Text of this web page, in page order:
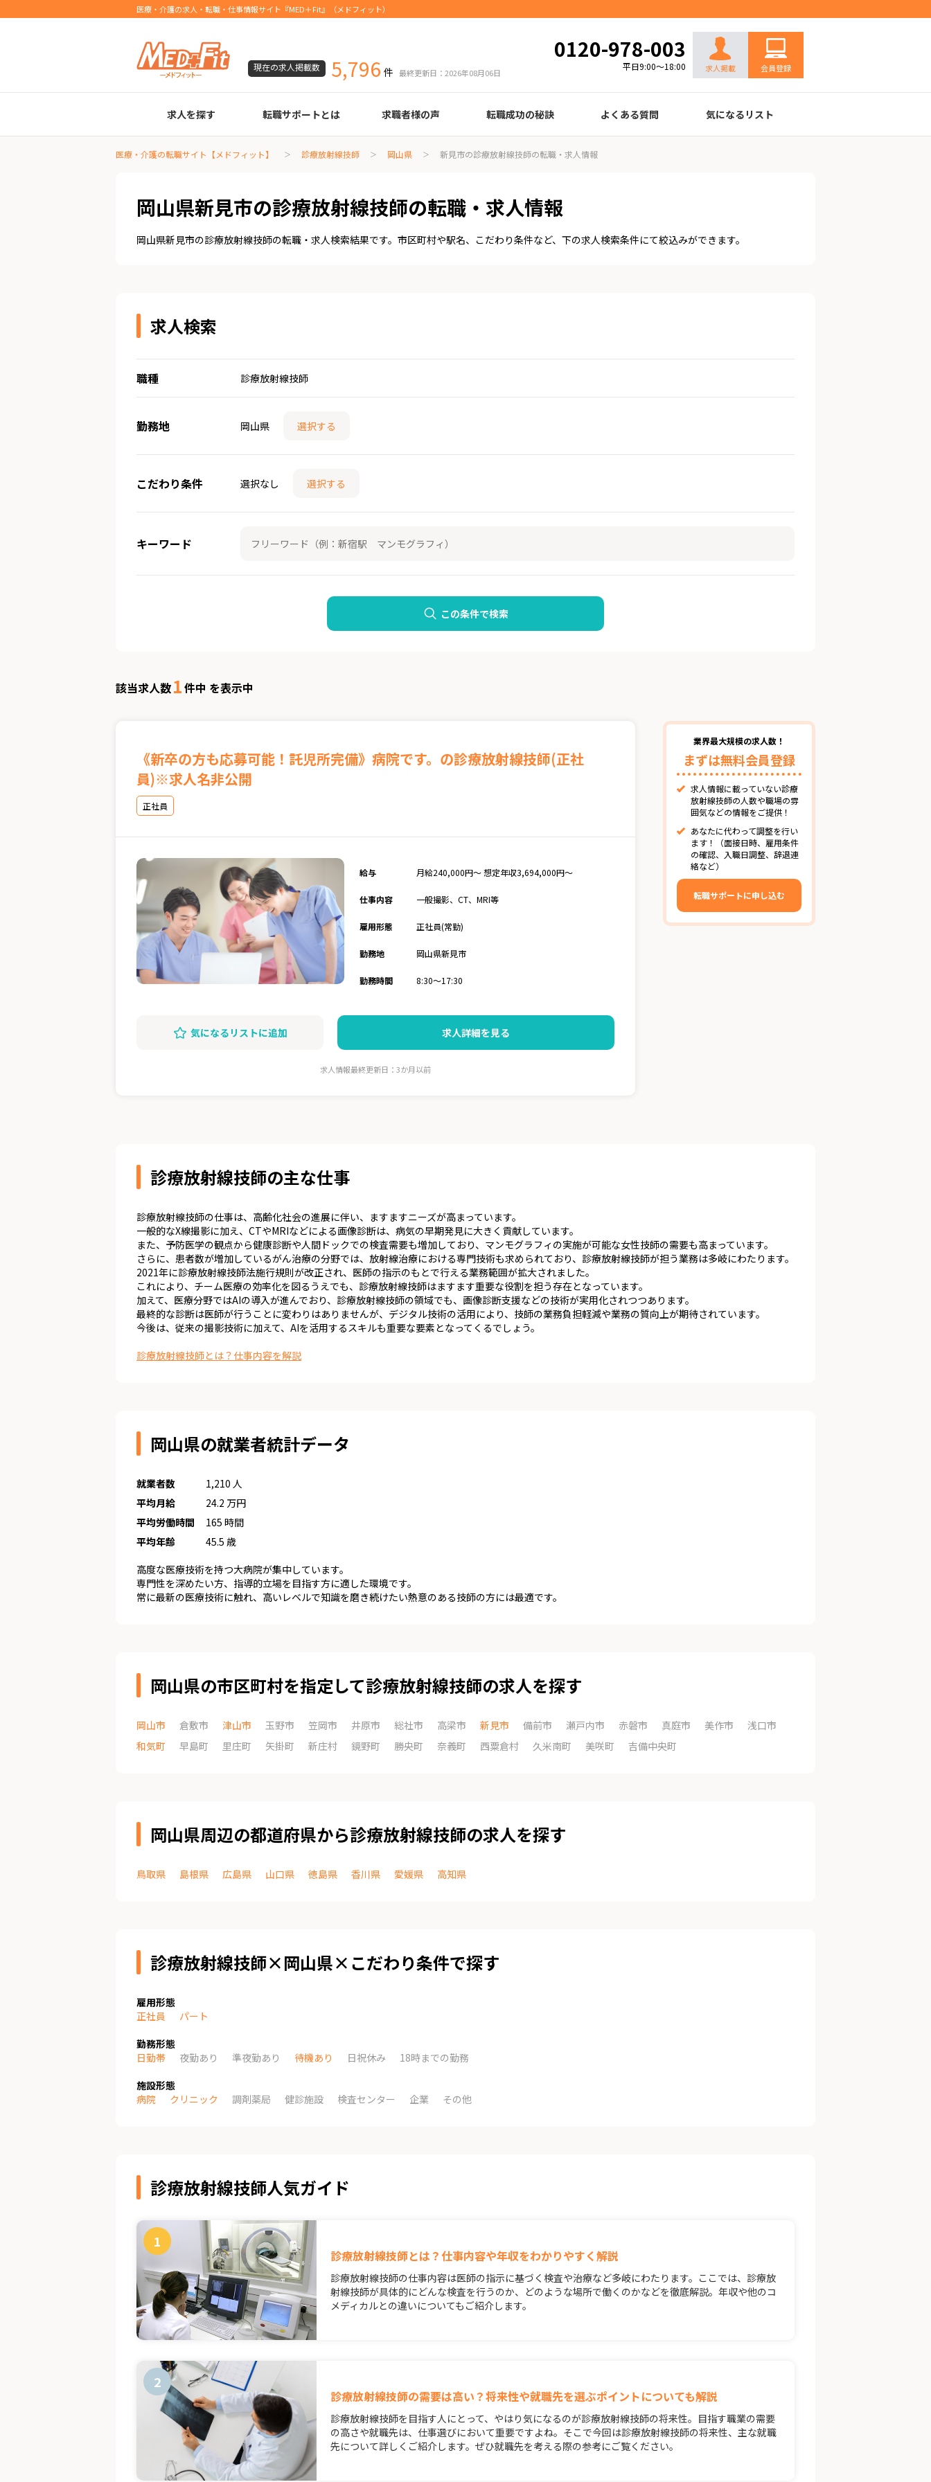
医療・介護の求人・転職・仕事情報サイト『MED＋Fit』（メドフィット）
現在の求人掲載数 5,796 件 最終更新日：2026年08月06日
0120-978-003
平日9:00～18:00 求人掲載 会員登録
求人を探す
臨床検査技師
診療放射線技師
臨床工学技士
医療事務
調剤薬局事務
理学療法士
作業療法士
言語聴覚士
機能訓練指導員
視能訓練士
看護師
薬剤師
転職サポートとは 求職者様の声
臨床検査技師
診療放射線技師
臨床工学技士
医療事務
調剤薬局事務
理学療法士
作業療法士
言語聴覚士
機能訓練指導員
視能訓練士
看護師
薬剤師
転職成功の秘訣
履歴書の書き方
職務経歴書の書き方
面接の心得
面接のコツ
転職の際に知っておきたいこと
年齢早見表
給与
よくある質問 気になるリスト
医療・介護の転職サイト【メドフィット】 診療放射線技師 岡山県 新見市の診療放射線技師の転職・求人情報
岡山県新見市の診療放射線技師の転職・求人情報
岡山県新見市の診療放射線技師の転職・求人検索結果です。市区町村や駅名、こだわり条件など、下の求人検索条件にて絞込みができます。
求人検索
職種 診療放射線技師
勤務地 岡山県 選択する
こだわり条件 選択なし 選択する
キーワード
この条件で検索
該当求人数1件中 を表示中
《新卒の方も応募可能！託児所完備》病院です。の診療放射線技師(正社
員)※求人名非公開
正社員
給与 月給240,000円～ 想定年収3,694,000円～
仕事内容 一般撮影、CT、MRI等
雇用形態 正社員(常勤)
勤務地 岡山県新見市
勤務時間 8:30～17:30
気になるリストに追加 求人詳細を見る
求人情報最終更新日：3か月以前
業界最大規模の求人数！
まずは無料会員登録
求人情報に載っていない診療
放射線技師の人数や職場の雰
囲気などの情報をご提供！
あなたに代わって調整を行い
ます！（面接日時、雇用条件
の確認、入職日調整、辞退連
絡など）
転職サポートに申し込む
診療放射線技師の主な仕事
診療放射線技師の仕事は、高齢化社会の進展に伴い、ますますニーズが高まっています。
一般的なX線撮影に加え、CTやMRIなどによる画像診断は、病気の早期発見に大きく貢献しています。
また、予防医学の観点から健康診断や人間ドックでの検査需要も増加しており、マンモグラフィの実施が可能な女性技師の需要も高まっています。
さらに、患者数が増加しているがん治療の分野では、放射線治療における専門技術も求められており、診療放射線技師が担う業務は多岐にわたります。
2021年に診療放射線技師法施行規則が改正され、医師の指示のもとで行える業務範囲が拡大されました。
これにより、チーム医療の効率化を図るうえでも、診療放射線技師はますます重要な役割を担う存在となっています。
加えて、医療分野ではAIの導入が進んでおり、診療放射線技師の領域でも、画像診断支援などの技術が実用化されつつあります。
最終的な診断は医師が行うことに変わりはありませんが、デジタル技術の活用により、技師の業務負担軽減や業務の質向上が期待されています。
今後は、従来の撮影技術に加えて、AIを活用するスキルも重要な要素となってくるでしょう。
診療放射線技師とは？仕事内容を解説
岡山県の就業者統計データ
就業者数
1,210 人
平均月給
24.2 万円
平均労働時間
165 時間
平均年齢
45.5 歳
高度な医療技術を持つ大病院が集中しています。
専門性を深めたい方、指導的立場を目指す方に適した環境です。
常に最新の医療技術に触れ、高いレベルで知識を磨き続けたい熱意のある技師の方には最適です。
岡山県の市区町村を指定して診療放射線技師の求人を探す
岡山市 倉敷市 津山市 玉野市 笠岡市 井原市 総社市 高梁市 新見市 備前市 瀬戸内市 赤磐市 真庭市 美作市
浅口市
和気町
早島町 里庄町 矢掛町 新庄村 鏡野町 勝央町 奈義町 西粟倉村 久米南町 美咲町 吉備中央町
岡山県周辺の都道府県から診療放射線技師の求人を探す
鳥取県 島根県 広島県 山口県 徳島県 香川県 愛媛県 高知県
診療放射線技師×岡山県×こだわり条件で探す
雇用形態
正社員
パート
勤務形態
日勤帯
夜勤あり 準夜勤あり 待機あり 日祝休み
18時までの勤務
施設形態
病院
クリニック 調剤薬局 健診施設 検査センター 企業 その他
診療放射線技師人気ガイド
診療放射線技師とは？仕事内容や年収をわかりやすく解説
診療放射線技師の仕事内容は医師の指示に基づく検査や治療など多岐にわたります。ここでは、診療放
射線技師が具体的にどんな検査を行うのか、どのような場所で働くのかなどを徹底解説。年収や他のコ
メディカルとの違いについてもご紹介します。
診療放射線技師の需要は高い？将来性や就職先を選ぶポイントについても解説
診療放射線技師を目指す人にとって、やはり気になるのが診療放射線技師の将来性。目指す職業の需要
の高さや就職先は、仕事選びにおいて重要ですよね。そこで今回は診療放射線技師の将来性、主な就職
先について詳しくご紹介します。ぜひ就職先を考える際の参考にご覧ください。